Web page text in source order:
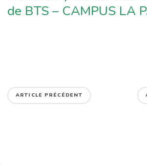
de BTS – CAMPUS LA
ARTICLE PRÉCÉDENT